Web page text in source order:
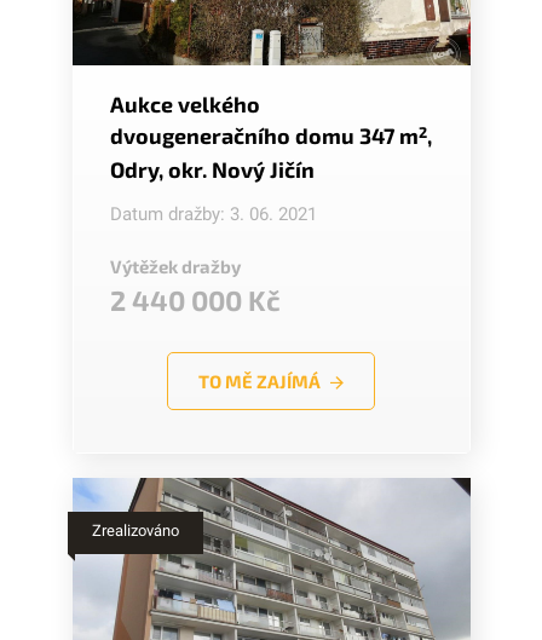
Aukce velkého
dvougeneračního domu 347 m2,
Odry, okr. Nový Jičín
Datum dražby: 3. 06. 2021
Výtěžek dražby
2 440 000 Kč
TO MĚ ZAJÍMÁ
Zrealizováno